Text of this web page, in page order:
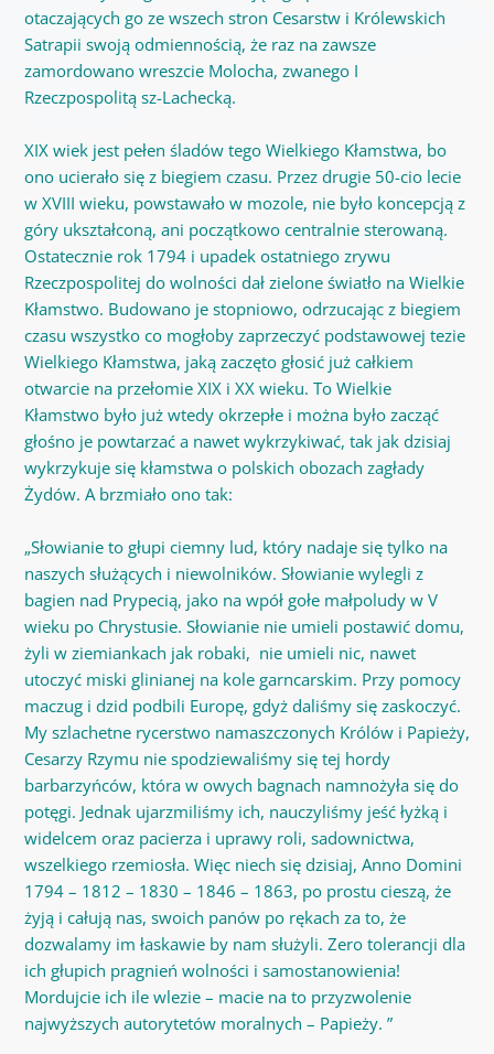
otaczających go ze wszech stron Cesarstw i Królewskich
Satrapii swoją odmiennością, że raz na zawsze
zamordowano wreszcie Molocha, zwanego I
Rzeczpospolitą sz-Lachecką.
XIX wiek jest pełen śladów tego Wielkiego Kłamstwa, bo
ono ucierało się z biegiem czasu. Przez drugie 50-cio lecie
w XVIII wieku, powstawało w mozole, nie było koncepcją z
góry ukształconą, ani początkowo centralnie sterowaną.
Ostatecznie rok 1794 i upadek ostatniego zrywu
Rzeczpospolitej do wolności dał zielone światło na Wielkie
Kłamstwo. Budowano je stopniowo, odrzucając z biegiem
czasu wszystko co mogłoby zaprzeczyć podstawowej tezie
Wielkiego Kłamstwa, jaką zaczęto głosić już całkiem
otwarcie na przełomie XIX i XX wieku. To Wielkie
Kłamstwo było już wtedy okrzepłe i można było zacząć
głośno je powtarzać a nawet wykrzykiwać, tak jak dzisiaj
wykrzykuje się kłamstwa o polskich obozach zagłady
Żydów. A brzmiało ono tak:
„Słowianie to głupi ciemny lud, który nadaje się tylko na
naszych służących i niewolników. Słowianie wylegli z
bagien nad Prypecią, jako na wpół gołe małpoludy w V
wieku po Chrystusie. Słowianie nie umieli postawić domu,
żyli w ziemiankach jak robaki, nie umieli nic, nawet
utoczyć miski glinianej na kole garncarskim. Przy pomocy
maczug i dzid podbili Europę, gdyż daliśmy się zaskoczyć.
My szlachetne rycerstwo namaszczonych Królów i Papieży,
Cesarzy Rzymu nie spodziewaliśmy się tej hordy
barbarzyńców, która w owych bagnach namnożyła się do
potęgi. Jednak ujarzmiliśmy ich, nauczyliśmy jeść łyżką i
widelcem oraz pacierza i uprawy roli, sadownictwa,
wszelkiego rzemiosła. Więc niech się dzisiaj, Anno Domini
1794 – 1812 – 1830 – 1846 – 1863, po prostu cieszą, że
żyją i całują nas, swoich panów po rękach za to, że
dozwalamy im łaskawie by nam służyli. Zero tolerancji dla
ich głupich pragnień wolności i samostanowienia!
Mordujcie ich ile wlezie – macie na to przyzwolenie
najwyższych autorytetów moralnych – Papieży. ”